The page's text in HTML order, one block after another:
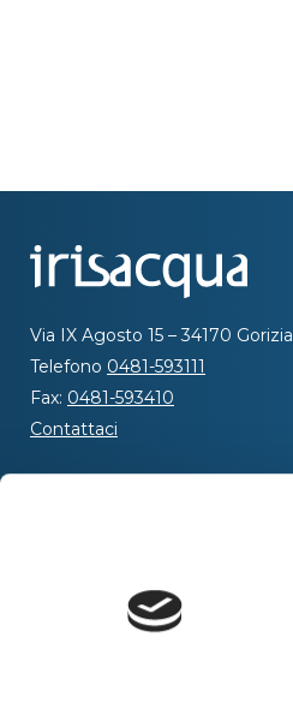
Via IX Agosto 15 – 34170 Gorizia
Telefono 0481-593111
Fax: 0481-593410
Contattaci